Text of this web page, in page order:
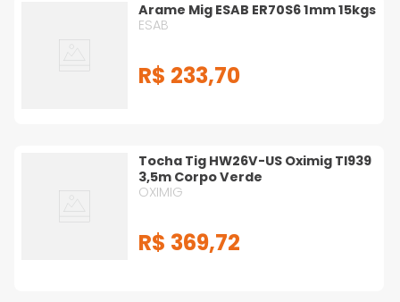
Arame Mig ESAB ER70S6 1mm 15kgs
ESAB
R$ 233,70
Tocha Tig HW26V-US Oximig TI939
3,5m Corpo Verde
OXIMIG
R$ 369,72